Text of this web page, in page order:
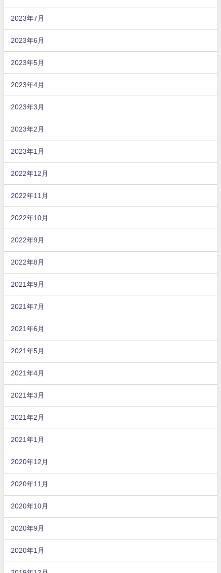
2023年7月
2023年6月
2023年5月
2023年4月
2023年3月
2023年2月
2023年1月
2022年12月
2022年11月
2022年10月
2022年9月
2022年8月
2021年9月
2021年7月
2021年6月
2021年5月
2021年4月
2021年3月
2021年2月
2021年1月
2020年12月
2020年11月
2020年10月
2020年9月
2020年1月